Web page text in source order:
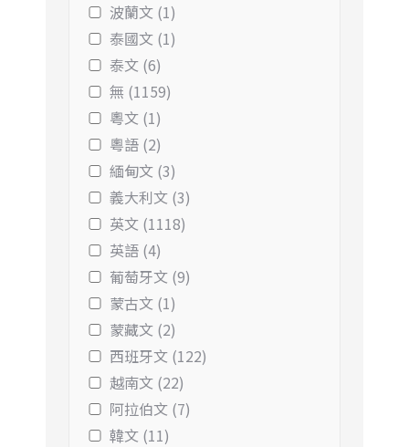
波蘭文 (1)
泰國文 (1)
泰文 (6)
無 (1159)
粵文 (1)
粵語 (2)
緬甸文 (3)
義大利文 (3)
英文 (1118)
英語 (4)
葡萄牙文 (9)
蒙古文 (1)
蒙藏文 (2)
西班牙文 (122)
越南文 (22)
阿拉伯文 (7)
韓文 (11)